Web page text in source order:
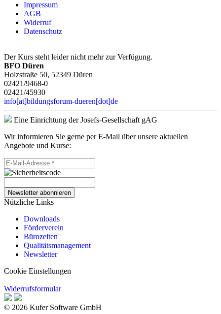
Impressum
AGB
Widerruf
Datenschutz
Der Kurs steht leider nicht mehr zur Verfügung.
BFO Düren
Holzstraße 50, 52349 Düren
02421/9468-0
02421/45930
info[at]bildungsforum-dueren[dot]de
Eine Einrichtung der Josefs-Gesellschaft gAG
Wir informieren Sie gerne per E-Mail über unsere aktuellen
Angebote und Kurse:
Newsletter abonnieren
Nützliche Links
Downloads
Förderverein
Bürozeiten
Qualitätsmanagement
Newsletter
Cookie Einstellungen
Widerrufsformular
© 2026 Kufer Software GmbH